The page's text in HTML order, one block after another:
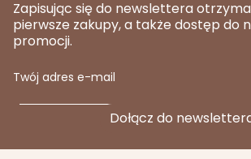
Zapisując się do newslettera
pierwsze zakupy, a także dostęp do
promocji.
Twój adres e-mail